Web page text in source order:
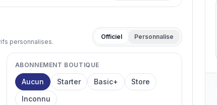
personnalises.
Officiel Personnalise
ABONNEMENT BOUTIQUE
Aucun Starter Basic+
Store
Inconnu